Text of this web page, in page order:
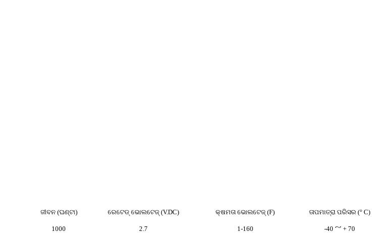
ଜୀବନ (ଘଣ୍ଟା) ରେଟେଡ୍ ଭୋଲଟେଜ୍ (V.DC) କ୍ଷମତା ଭୋଲଟେଜ୍ (F) ତାପମାତ୍ରା ପରିସର (° C)
1000 2.7 1-160 -40 ～ + 70